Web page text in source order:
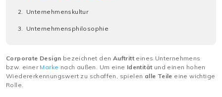
Unternehmenskultur
Unternehmensphilosophie
Corporate Design bezeichnet den Auftritt eines Unternehmens
bzw. einer Marke nach außen. Um eine Identität und einen hohen
Wiedererkennungswert zu schaffen, spielen alle Teile eine wichtige
Rolle.